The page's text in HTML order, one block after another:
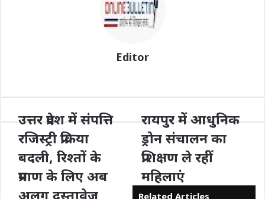
Editor
उत्तर प्रदेश में संपत्ति
रजिस्ट्री प्रक्रिया
बदली, रिश्तों के
प्रमाण के लिए अब
अलग दस्तावेज
रायपुर में आधुनिक
ड्रोन संचालन का
प्रशिक्षण ले रहीं
महिलाएं
Related Articles